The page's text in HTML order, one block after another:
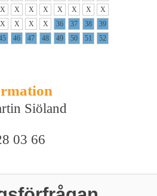
X X X X X X X
X
X X X X 36 37 38
39
46 47 48 49 50 51
52
Siöland
03 66